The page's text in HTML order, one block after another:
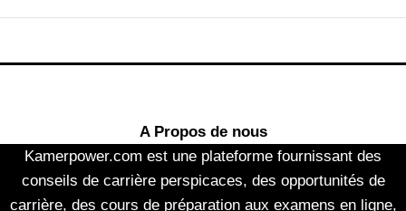
A Propos de nous
Kamerpower.com est une plateforme fournissant des
conseils de carrière perspicaces, des opportunités de
carrière, des cours de préparation aux examens en ligne,